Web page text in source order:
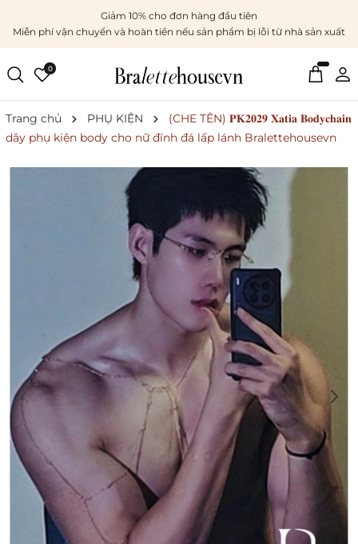
Giảm 10% cho đơn hàng đầu tiên
Miễn phí vận chuyển và hoàn tiền nếu sản phẩm bị lỗi từ nhà sản xuất
0
Trang chủ PHỤ KIỆN
(CHE TÊN) 𝐏𝐊𝟐𝟎𝟐𝟗 𝐗𝐚𝐭𝐢𝐚 𝐁𝐨𝐝𝐲𝐜𝐡𝐚𝐢𝐧
dây phụ kiện body cho nữ đính đá lấp lánh Bralettehousevn